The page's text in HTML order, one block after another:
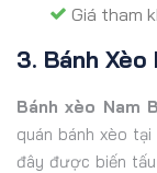
Giá tham
3. Bánh Xèo
Bánh xèo Nam
quán bánh xèo
đây được biến